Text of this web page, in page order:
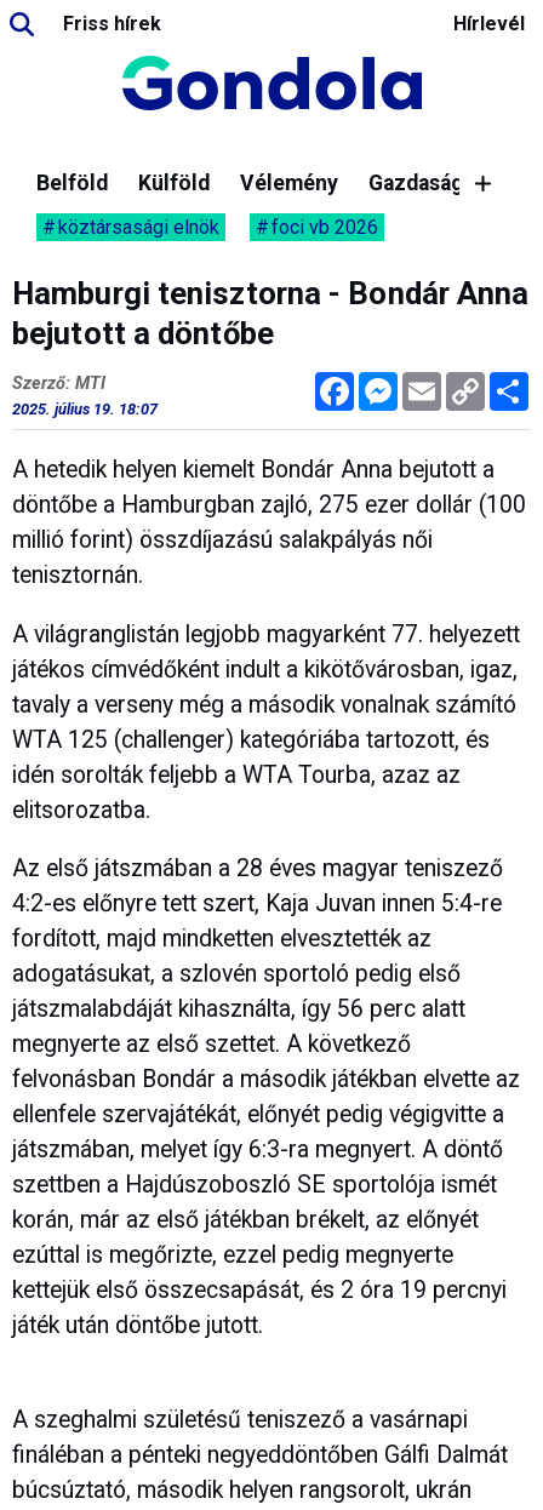
Friss hírek Hírlevél
Belföld Külföld Vélemény Gazdaság
köztársasági elnök foci vb 2026
Hamburgi tenisztorna - Bondár Anna
bejutott a döntőbe
FacebookMessenger
Email Copy
Link
Szerző: MTI
2025. július 19. 18:07
A hetedik helyen kiemelt Bondár Anna bejutott a
döntőbe a Hamburgban zajló, 275 ezer dollár (100
millió forint) összdíjazású salakpályás női
tenisztornán.
A világranglistán legjobb magyarként 77. helyezett
játékos címvédőként indult a kikötővárosban, igaz,
tavaly a verseny még a második vonalnak számító
WTA 125 (challenger) kategóriába tartozott, és
idén sorolták feljebb a WTA Tourba, azaz az
elitsorozatba.
Az első játszmában a 28 éves magyar teniszező
4:2-es előnyre tett szert, Kaja Juvan innen 5:4-re
fordított, majd mindketten elvesztették az
adogatásukat, a szlovén sportoló pedig első
játszmalabdáját kihasználta, így 56 perc alatt
megnyerte az első szettet. A következő
felvonásban Bondár a második játékban elvette az
ellenfele szervajátékát, előnyét pedig végigvitte a
játszmában, melyet így 6:3-ra megnyert. A döntő
szettben a Hajdúszoboszló SE sportolója ismét
korán, már az első játékban brékelt, az előnyét
ezúttal is megőrizte, ezzel pedig megnyerte
kettejük első összecsapását, és 2 óra 19 percnyi
játék után döntőbe jutott.
A szeghalmi születésű teniszező a vasárnapi
fináléban a pénteki negyeddöntőben Gálfi Dalmát
búcsúztató, második helyen rangsorolt, ukrán